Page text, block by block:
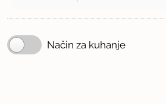
Način za kuhanje